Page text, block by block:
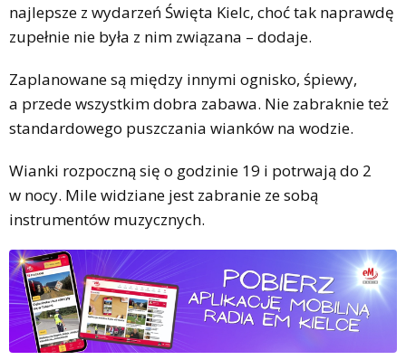
najlepsze z wydarzeń Święta Kielc, choć tak naprawdę
zupełnie nie była z nim związana – dodaje.
Zaplanowane są między innymi ognisko, śpiewy,
a przede wszystkim dobra zabawa. Nie zabraknie też
standardowego puszczania wianków na wodzie.
Wianki rozpoczną się o godzinie 19 i potrwają do 2
w nocy. Mile widziane jest zabranie ze sobą
instrumentów muzycznych.